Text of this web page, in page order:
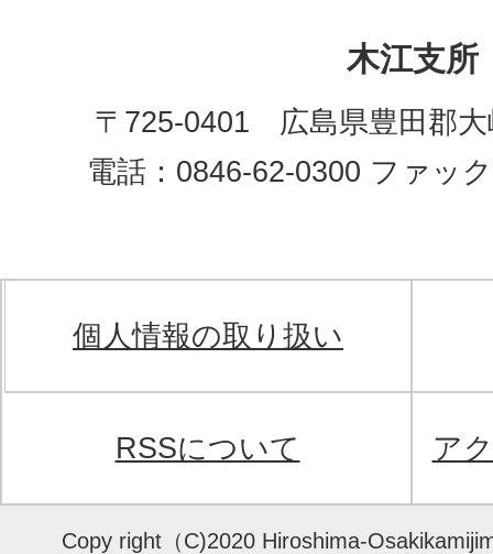
木江支所
〒725-0401 広島県豊田郡大
電話：0846-62-0300 ファッ
個人情報の取り扱い
RSSについて ア
Copy right（C)2020 Hiroshima-